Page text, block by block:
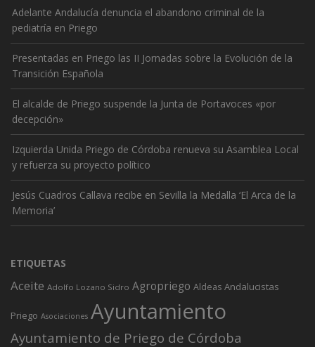
Adelante Andalucía denuncia el abandono criminal de la
pediatría en Priego
Presentadas en Priego las II Jornadas sobre la Evolución de la
Transición Española
El alcalde de Priego suspende la Junta de Portavoces «por
decepción»
Izquierda Unida Priego de Córdoba renueva su Asamblea Local
y refuerza su proyecto político
Jesús Cuadros Callava recibe en Sevilla la Medalla ‘El Arca de la
Memoria’
ETIQUETAS
Aceite Adolfo Lozano Sidro Agropriego Aldeas Andalucistas
Priego Asociaciones Ayuntamiento
Ayuntamiento de Priego de Córdoba